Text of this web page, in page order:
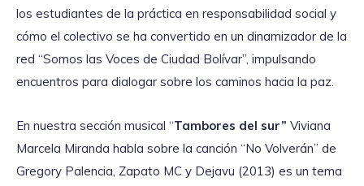
los estudiantes de la práctica en responsabilidad social y
cómo el colectivo se ha convertido en un dinamizador de la
red “Somos las Voces de Ciudad Bolívar”, impulsando
encuentros para dialogar sobre los caminos hacia la paz.
En nuestra sección musical “Tambores del sur” Viviana
Marcela Miranda habla sobre la canción “No Volverán” de
Gregory Palencia, Zapato MC y Dejavu (2013) es un tema